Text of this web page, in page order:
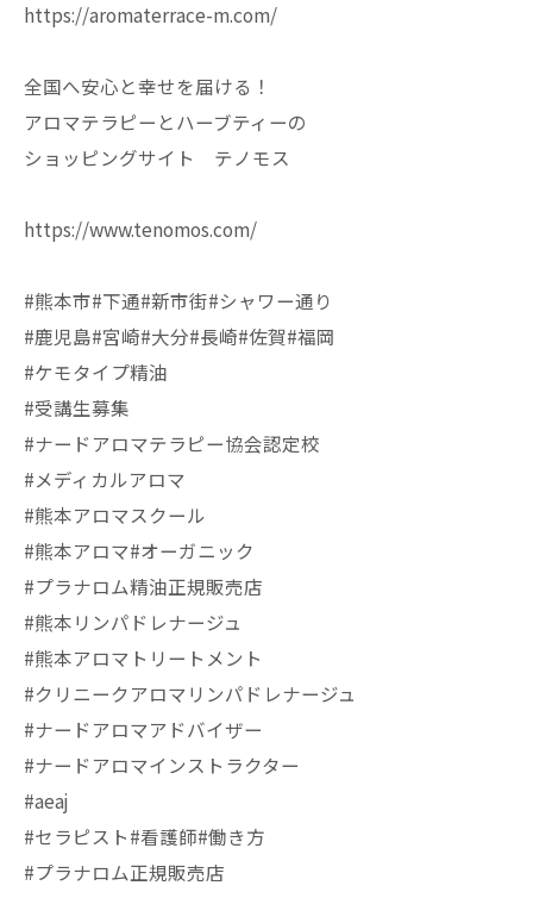
https://aromaterrace-m.com/
全国へ安心と幸せを届ける！
アロマテラピーとハーブティーの
ショッピングサイト テノモス
https://www.tenomos.com/
#熊本市#下通#新市街#シャワー通り
#鹿児島#宮崎#大分#長崎#佐賀#福岡
#ケモタイプ精油
#受講生募集
#ナードアロマテラピー協会認定校
#メディカルアロマ
#熊本アロマスクール
#熊本アロマ#オーガニック
#プラナロム精油正規販売店
#熊本リンパドレナージュ
#熊本アロマトリートメント
#クリニークアロマリンパドレナージュ
#ナードアロマアドバイザー
#ナードアロマインストラクター
#aeaj
#セラピスト#看護師#働き方
#プラナロム正規販売店